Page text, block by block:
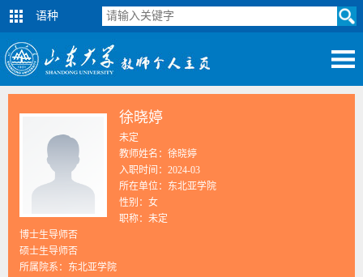
语种
徐晓婷
未定
教师姓名：徐晓婷
入职时间：2024-03
所在单位：东北亚学院
性别：女
职称：未定
博士生导师否
硕士生导师否
所属院系：东北亚学院